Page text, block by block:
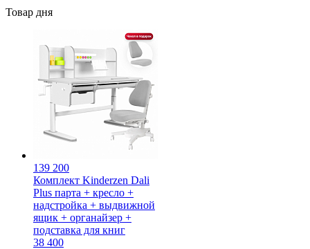
Товар дня
139 200
Комплект Kinderzen Dali
Plus парта + кресло +
надстройка + выдвижной
ящик + органайзер +
подставка для книг
38 400